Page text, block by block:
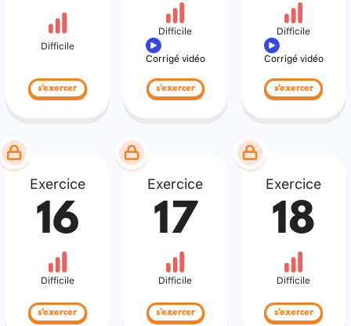
Difficile
s'exercer
Difficile
Corrigé vidéo
s'exercer
Difficile
Corrigé vidéo
s'exercer
Exercice
16
Difficile
s'exercer
Exercice
17
Difficile
s'exercer
Exercice
18
Difficile
s'exercer